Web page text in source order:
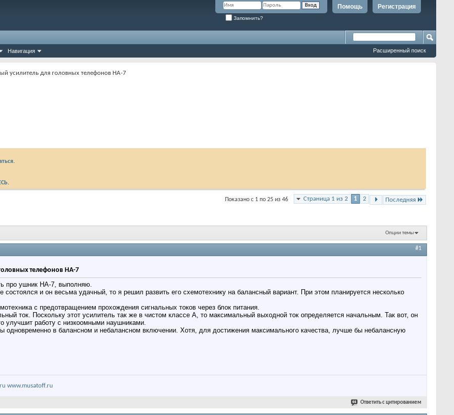
Регистрация
Помощь
Запомнить?
Навигация Расширенный поиск
усилитель для головных телефонов HA-7
.
Страница 1 из 2 1 2 Последняя
Показано с 1 по 25 из 46
Опции темы
#1
телефонов HA-7
про ушник HA-7, выполняю.
состоялся и он весьма удачный, то я решил развить его схемотехнику на балансный вариант. При этом планируется несколько
с предотвращением прохождения сигнальных токов через блок питания.
ток. Поскольку этот усилитель так же в чистом классе А, то максимальный выходной ток определяется начальным. Так вот, он
улучшит работу с низкоомными наушниками.
одновременно в балансном и небалансном включении. Хотя, для достижения максимального качества, лучше бы небалансную
www.musatoff.ru
Ответить с цитированием